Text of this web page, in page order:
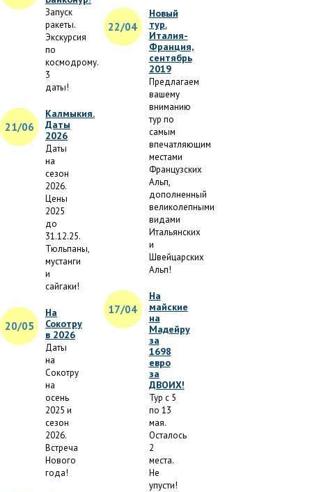
Запуск
ракеты.
Экскурсия
по
космодрому.
3
даты!
21/06
Калмыкия.
Даты
2026
Даты
на
сезон
2026.
Цены
2025
до
31.12.25.
Тюльпаны,
мустанги
и
сайгаки!
20/05
На
Сокотру
в 2026
Даты
на
Сокотру
на
осень
2025 и
сезон
2026.
Встреча
Нового
года!
22/04
Новый
тур.
Италия-
Франция,
сентябрь
2019
Предлагаем
вашему
вниманию
тур по
самым
впечатляющим
местами
Французских
Альп,
дополненный
великолепными
видами
Итальянских
и
Швейцарских
Альп!
17/04
На
майские
на
Мадейру
за
1698
евро
за
ДВОИХ!
Тур с 5
по 13
мая.
Осталось
2
места.
Не
упусти!